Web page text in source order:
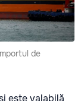
de
este valabilă